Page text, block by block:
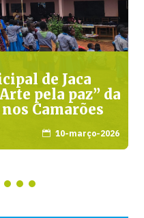
de Jaca
pela paz” da
Camarões
 10-março-2026